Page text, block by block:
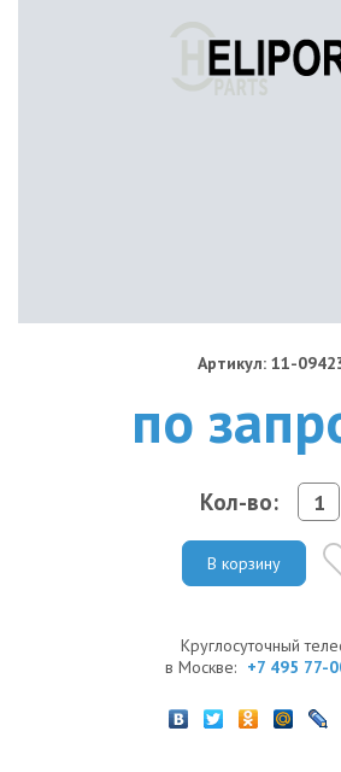
Артикул: 11-
по
Кол-во:
В корзину
Круглосуточный
в Москве: +7 495 77-